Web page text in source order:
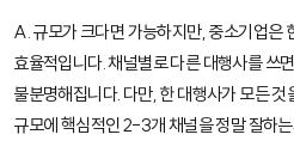
A. 규모가 크다면 가능하지만, 중소기업은
효율적입니다. 채널별로 다른 대행사를 쓰
불분명해집니다. 다만, 한 대행사가 모든
규모에 핵심적인 2-3개 채널을 정말 잘하